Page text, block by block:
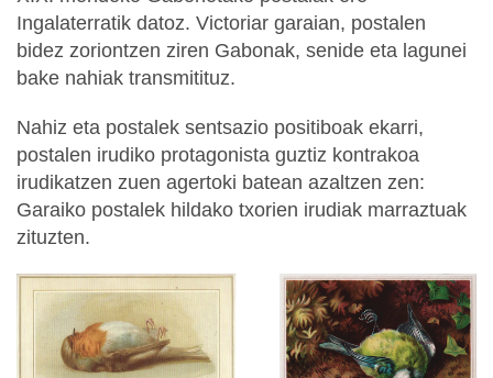
Ingalaterratik datoz. Victoriar garaian, postalen
bidez zoriontzen ziren Gabonak, senide eta lagunei
bake nahiak transmitituz.
Nahiz eta postalek sentsazio positiboak ekarri,
postalen irudiko protagonista guztiz kontrakoa
irudikatzen zuen agertoki batean azaltzen zen:
Garaiko postalek hildako txorien irudiak marraztuak
zituzten.